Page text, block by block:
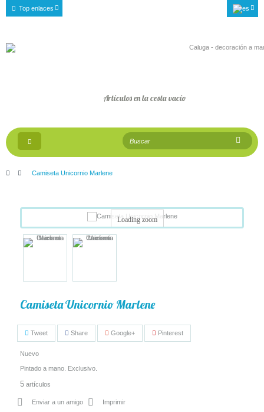
Top enlaces
Artículos en la cestavacío
Navegación
Toggle
> Camiseta Unicornio Marlene
Loading zoom
Camiseta Unicornio Marlene
Tweet Share Google+ Pinterest
Nuevo
Pintado a mano. Exclusivo.
5 artículos
Enviar a un amigo Imprimir